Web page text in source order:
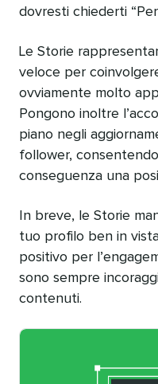
dovresti chiederti
Le Storie
veloce per
ovviamente molto
Pongono inoltre
piano negli
follower,
conseguenza una
In breve, le Storie
tuo profilo ben in
positivo per
sono sempre
contenuti.